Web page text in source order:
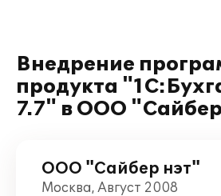
Внедрение
продукта
7.7" в ООО
ООО "Сайбер нэт"
Москва, Август 2008